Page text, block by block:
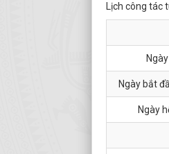
Lịch công
Ngày bắt
Ngày